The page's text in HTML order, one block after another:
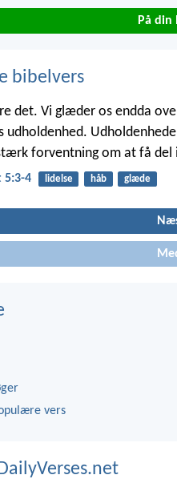
På din
bibelvers
det. Vi glæder os endda
udholdenhed.
forventning om at få del
5:3-4 lidelse håb glæde
vers